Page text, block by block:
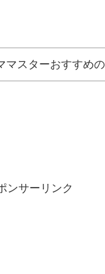
マスターおすすめ
ンサーリンク